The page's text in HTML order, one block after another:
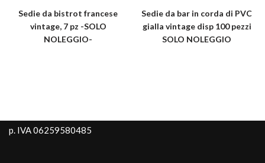
Sedie da bistrot francese
vintage, 7 pz -SOLO
NOLEGGIO-
Sedie da bar in corda di PVC
gialla vintage disp 100 pezzi
SOLO NOLEGGIO
p. IVA 06259580485